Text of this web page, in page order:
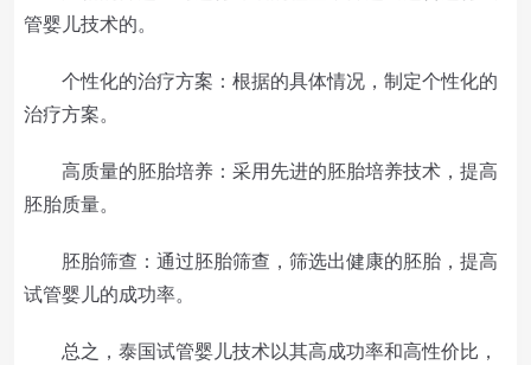
管婴儿技术的。
个性化的治疗方案：根据的具体情况，制定个性化的
治疗方案。
高质量的胚胎培养：采用先进的胚胎培养技术，提高
胚胎质量。
胚胎筛查：通过胚胎筛查，筛选出健康的胚胎，提高
试管婴儿的成功率。
总之，泰国试管婴儿技术以其高成功率和高性价比，